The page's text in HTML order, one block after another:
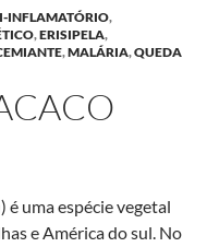
INFLAMATÓRIO,
,ERISIPELA,
,MALÁRIA,QUEDA
) é uma espécie vegetal
e América do sul. No